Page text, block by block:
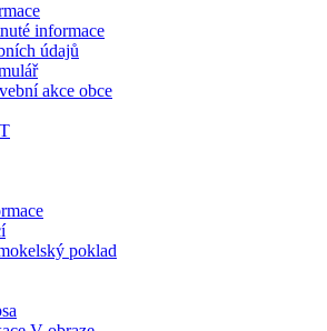
informace
údajů
akce obce
poklad